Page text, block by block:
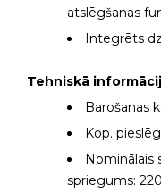
atslēgšanas
Integrēts
Tehniskā
Barošanas
Kop.
Nominālais
spriegums: